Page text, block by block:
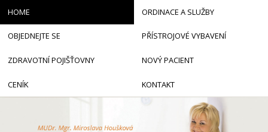
HOME ORDINACE A SLUŽBY
OBJEDNEJTE SE PŘÍSTROJOVÉ VYBAVENÍ
ZDRAVOTNÍ POJIŠŤOVNY NOVÝ PACIENT
CENÍK KONTAKT